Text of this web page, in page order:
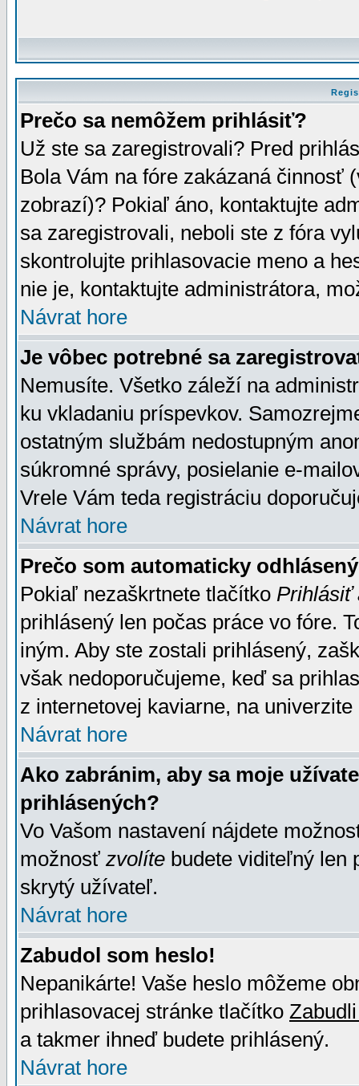
Prečo sa nemôžem prihlásiť?
Už ste sa zaregistrovali? Pred
Bola Vám na fóre zakázaná činnosť
zobrazí)? Pokiaľ áno, kontaktujte
sa zaregistrovali, neboli ste z fóra
skontrolujte prihlasovacie meno a
nie je, kontaktujte administrátora,
Návrat hore
Je vôbec potrebné sa
Nemusíte. Všetko záleží na
ku vkladaniu príspevkov.
ostatným službám nedostupným
súkromné správy, posielanie e-
Vrele Vám teda registráciu
Návrat hore
Prečo som automaticky
Pokiaľ nezaškrtnete tlačítko Prihlásiť
prihlásený len počas práce vo fóre.
iným. Aby ste zostali prihlásený,
však nedoporučujeme, keď sa
z internetovej kaviarne, na univerzite
Návrat hore
Ako zabránim, aby sa moje
prihlásených?
Vo Vašom nastavení nájdete
možnosť zvolíte budete viditeľný len
skrytý užívateľ.
Návrat hore
Zabudol som heslo!
Nepanikárte! Vaše heslo môžeme
prihlasovacej stránke tlačítko
a takmer ihneď budete prihlásený.
Návrat hore